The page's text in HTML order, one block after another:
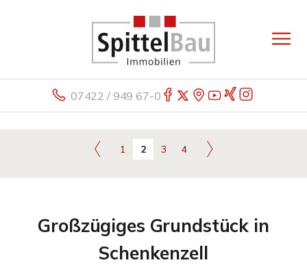
07422 / 949 67-0
1 2 3 4
Großzügiges Grundstück in
Schenkenzell